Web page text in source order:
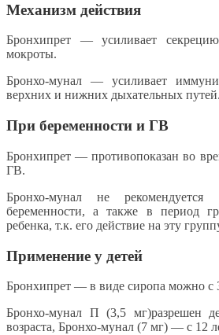
Механизм действия
Бронхипрет — усиливает
мокроты.
Бронхо-мунал — усиливает
верхних и нижних дыхательных путей.
При беременности и ГВ
Бронхипрет — противопоказан во
ГВ.
Бронхо-мунал не
беременности, а также в период
ребенка, т.к. его действие на эту
Применение у детей
Бронхипрет — в виде сиропа можно с
Бронхо-мунал П (3,5 мг)разрешен
возраста, Бронхо-мунал (7 мг) — с 12